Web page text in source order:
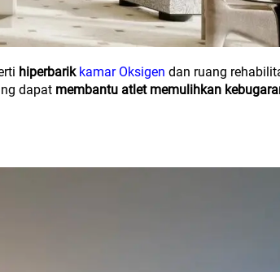
hiperbarik kamar Oksigen dan ruang
dapat membantu atlet memulihkan